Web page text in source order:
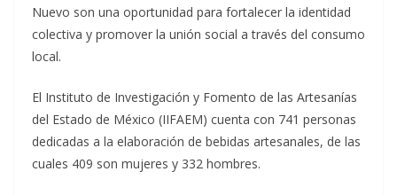
Nuevo son una oportunidad para fortalecer la identidad
colectiva y promover la unión social a través del consumo
local.
El Instituto de Investigación y Fomento de las Artesanías
del Estado de México (IIFAEM) cuenta con 741 personas
dedicadas a la elaboración de bebidas artesanales, de las
cuales 409 son mujeres y 332 hombres.